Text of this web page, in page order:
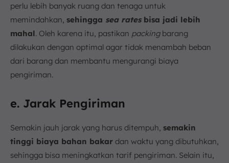
perlu lebih banyak ruang dan tenaga untuk
memindahkan, sehingga sea ratesbisa jadi lebih
mahal. Oleh karena itu, pastikan packingbarang
dilakukan dengan optimal agar tidak menambah beban
dari barang dan membantu mengurangi biaya
pengiriman.
e. Jarak Pengiriman
Semakin jauh jarak yang harus ditempuh, semakin
tinggi biaya bahan bakar dan waktu yang dibutuhkan,
sehingga bisa meningkatkan tarif pengiriman. Selain itu,